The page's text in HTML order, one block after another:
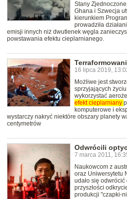
Stany
Ghana i Szwecja
kierunkiem
prowadziła
emisji innych niż dwutlenek węgla
powstawania efektu cieplarnianego.
16 lipca 2019,
Możliwe jest
sprzyjających
wykorzystać
efektcieplarniany
komputerowe i
wystarczy nakryć niektóre obszary planety
centymetrów
Odwrócili
7 marca 2011,
Naukowcom z
oraz Uniwersytetu
udało się odwrócić
przyszłości
produkcji "czapki-